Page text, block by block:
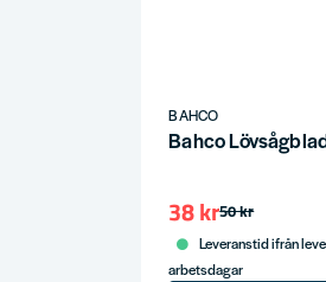
BAHCO
Bahco
50 kr
38 kr
Leveranstid ifrån
arbetsdagar